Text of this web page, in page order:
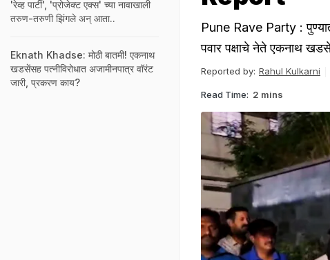
Pune Rave Party :
पवार पक्षाचे नेते एकनाथ
Reported by: Rahul Kulkarni
Read Time: 2 mins
'रेव्ह पार्टी', 'प्रोजेक्ट एक्स' च्या नावाखाली
तरुण-तरुणी झिंगले अन् आता..
Eknath Khadse: मोठी बातमी! एकनाथ
खडसेंसह पत्नीविरोधात अजामीनपात्र वॉरंट
जारी, प्रकरण काय?